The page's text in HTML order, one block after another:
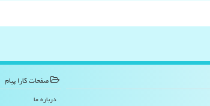
صفحات كارا پیام
درباره ما